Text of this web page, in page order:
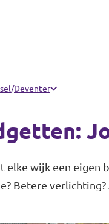
/Deventer
elke wijk een eigen
Betere